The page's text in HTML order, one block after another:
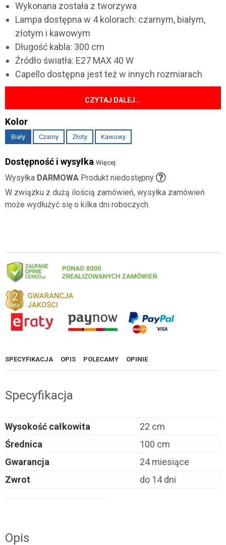
Wykonana została z tworzywa
Lampa dostępna w 4 kolorach: czarnym, białym,
złotym i kawowym
Długość kabla: 300 cm
Źródło światła: E27 MAX 40 W
Capello dostępna jest też w innych rozmiarach
CZYTAJ DALEJ...
Biały Czarny Złoty Kawowy
Dostępność i wysyłka Więcej
Wysyłka DARMOWA Produkt niedostępny
W związku z dużą ilością zamówień, wysyłka zamówień
może wydłużyć się o kilka dni roboczych.
SPECYFIKACJA OPIS POLECAMY OPINIE
Specyfikacja
Wysokość całkowita
22 cm
Średnica
100 cm
Gwarancja
24 miesiące
Zwrot
do 14 dni
Opis